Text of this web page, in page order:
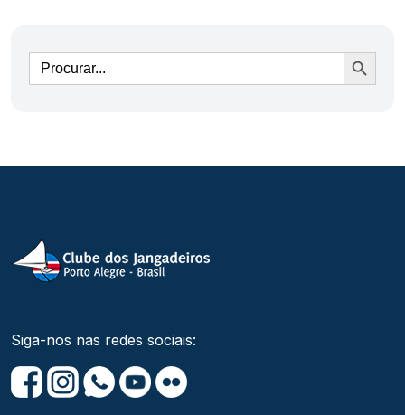
Ir
Siga-nos nas redes sociais: